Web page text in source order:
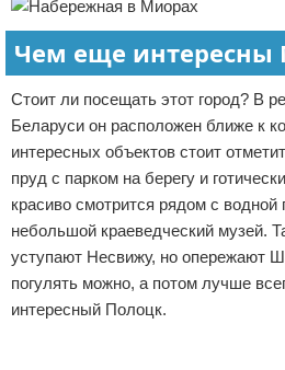
Чем еще интересны
Стоит ли посещать этот город? В
Беларуси он расположен ближе к
интересных объектов стоит
пруд с парком на берегу и
красиво смотрится рядом с водной
небольшой краеведческий музей.
уступают Несвижу, но опережают
погулять можно, а потом лучше
интересный Полоцк.